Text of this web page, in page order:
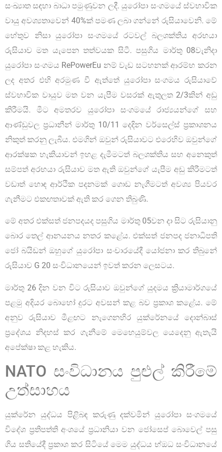
සංඛ්‍යාත සඳහා බාධා පමුණුවන ලදී. යුරෝපා සංගමයේ ස්වභාවික
වායු අවශ්‍යතාවෙන් 40%ක් පමණ ලබා ගන්නේ රුසියාවෙනි. මේ
හේතුව නිසා යුරෝපා සංගමයේ රටවල් බලශක්තිය අරභයා
රුසියාව මත යැපෙන තත්වයක සිටී. පසුගිය මාර්තු 08වැනිදා
යුරෝපා සංගමය RePowerEu නම් වැඩ සටහනක් ආරම්භ කරන
ලද අතර එහි අරමුණ වී ඇත්තේ යුරෝපා සංගමය රුසියාවේ
ස්වභාවික වායුව මත වන යැපීම වසරක් ඇතුලත 2/3කින් අඩු
කිරීමයි. මීට අමතරව යුරෝපා සංගමයේ රාජ්‍යයන්ගේ සහ
ආණ්ඩුවල ප්‍රධානීන් මාර්තු 10/11 දෙදින වර්සෙල්ස් ප්‍රකාශනය
නිකුත් කරනු ලැබීය. එමගින් ඔවුන් රුසියාවට එරෙහිව ඔවුන්ගේ
ආරක්ෂක හැකියාවන් ඉහළ දැමීමටත් බලශක්තිය සහ අනෙකුත්
සම්පත් අරභයා රුසියාව මත ඇති ඔවුන්ගේ යැපීම අඩු කිරීමටත්
වඩාත් හොඳ ආර්ථික පදනමක් ගොඩ නැගීමටත් අවශ්‍ය පියවර
ගැනීමට එකඟතාවක් ඇති කර ගෙන තිබුණි.
මේ අතර එක්සත් ජනපදයද පසුගිය මාර්තු 05වන දා සිට රුසියානු
බොර තෙල් ආනයනය නතර කළේය. එක්සත් ජනපද ජනාධිපති
ජෝ බයිඩන් ඔහුගේ යුරෝපා සංචාරයේදී යෝජනා කර තිබුනේ
රුසියාව G 20 සංවිධානයෙන් ඉවත් කරන ලෙසටය.
මාර්තු 26 දින වන විට රුසියාව ඔවුන්ගේ යුදමය ක්‍රියාමාර්ගයේ
පළමු අදියර බොහෝ දුරට අවසන් කළ බව ප්‍රකාශ කළේය. මේ
අනුව රුසියාව මීළඟට නැගෙනහිර යුක්රේනයේ දොන්බාස්
ප්‍රදේශය නිදහස් කර ගැනීමේ මෙහෙයුම්වල යෙදෙනු ඇතැයි
අපේක්ෂා කළ හැකිය.
NATO සංවිධානය පුළුල් කිරීමේ
උත්සාහය
යුක්රේන යුද්ධය පිළිබඳ කරුණු දක්වමින් යුරෝපා සංගමයේ
විදේශ ප්‍රතිපත්ති අංශයේ ප්‍රධානියා වන ජෝසෙප් බොවෙල් පසු
ගිය සතියේදී ප්‍රකාශ කර සිටියේ මෙම යුද්ධය භ්ඔධ සංවිධානයේ